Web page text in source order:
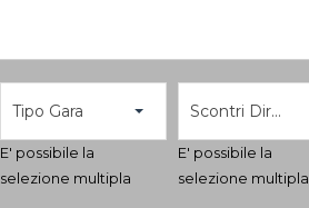
Tipo Gara
E' possibile la
selezione multipla
Scontri Diretti
E' possibile la
selezione multipla